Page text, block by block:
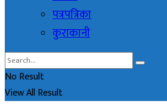
पत्रपत्रिका
कुराकानी
No Result
View All Result